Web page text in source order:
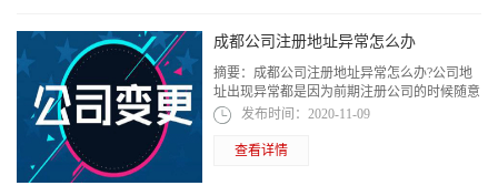
成都公司注册地址异常怎么办
摘要： 成都公司注册地址异常怎么办?公司地
址出现异常都是因为前期注册公司的时候随意
填写注册地址，后期再搬迁公司地址，但是因
发布时间：2020-11-09
查看详情